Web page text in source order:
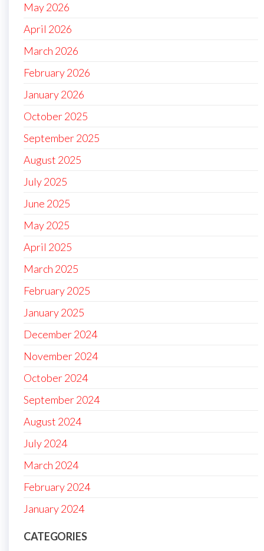
May 2026
April 2026
March 2026
February 2026
January 2026
October 2025
September 2025
August 2025
July 2025
June 2025
May 2025
April 2025
March 2025
February 2025
January 2025
December 2024
November 2024
October 2024
September 2024
August 2024
July 2024
March 2024
February 2024
January 2024
CATEGORIES